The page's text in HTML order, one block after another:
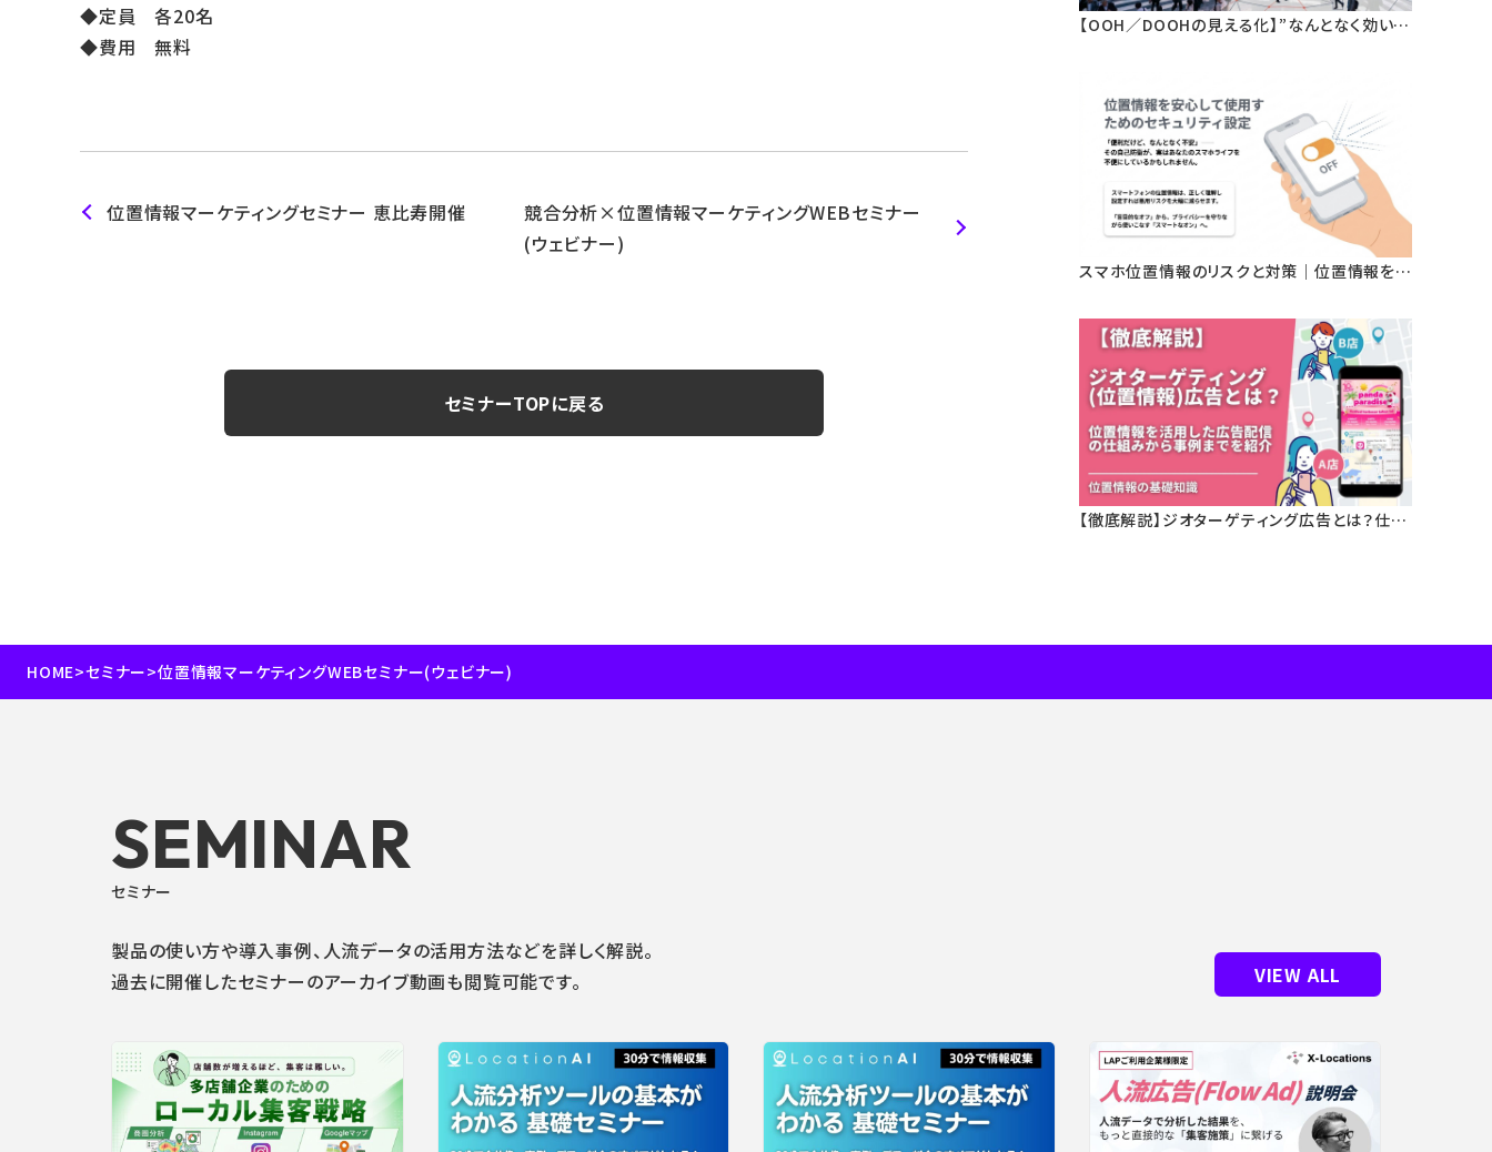
◆定員 各20名
◆費用 無料
位置情報マーケティングセミナー 恵比寿開催
競合分析×位置情報マーケティングWEBセミナー
(ウェビナー)
セミナーTOPに戻る
【OOH／DOOHの見える化】”なんとなく効いて
スマホ位置情報のリスクと対策｜位置情報を安
【徹底解説】ジオターゲティング広告とは？仕組
HOME>セミナー>位置情報マーケティングWEBセミナー(ウェビナー)
SEMINAR
セミナー
製品の使い方や導入事例、人流データの活用方法などを詳しく解説。
過去に開催したセミナーのアーカイブ動画も閲覧可能です。
VIEW ALL